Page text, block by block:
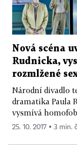
Nová scéna
Rudnicka,
rozmlžené
Národní divadlo
dramatika Paula
vysmívá
25. 10. 2017 ▪ 3 min.